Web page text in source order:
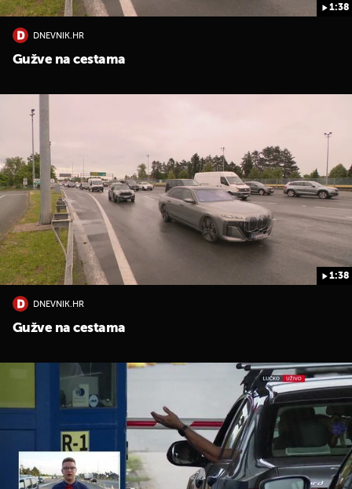
1:38
DNEVNIK.HR
Gužve na cestama
1:38
DNEVNIK.HR
Gužve na cestama